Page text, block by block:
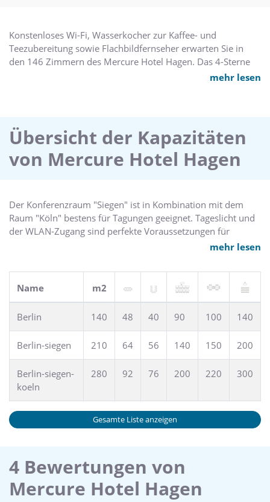
Konstenloses Wi-Fi, Wasserkocher zur Kaffee- und
Teezubereitung sowie Flachbildfernseher erwarten Sie in
den 146 Zimmern des Mercure Hotel Hagen. Das 4-Sterne
Hotel hat acht Konferenzräume für Veranstaltungen mit bis
Durch die zentrale Lage des Hotels lässt sich die
Fußgängerzone bequem und schnell erreichen.
mehr lesen
Übersicht der Kapazitäten
von Mercure Hotel Hagen
Der Konferenzraum "Siegen" ist in Kombination mit dem
Raum "Köln" bestens für Tagungen geeignet. Tageslicht und
der WLAN-Zugang sind perfekte Voraussetzungen für
erstklassige Veranstaltungen, zu denen Sie auf 140 qm bis
mehr lesen
Name m2
Berlin 140 48 40 90 100 140
Berlin-siegen 210 64 56 140 150 200
Berlin-siegen-
koeln
280 92 76 200 220 300
Gesamte Liste anzeigen
4 Bewertungen von
Mercure Hotel Hagen